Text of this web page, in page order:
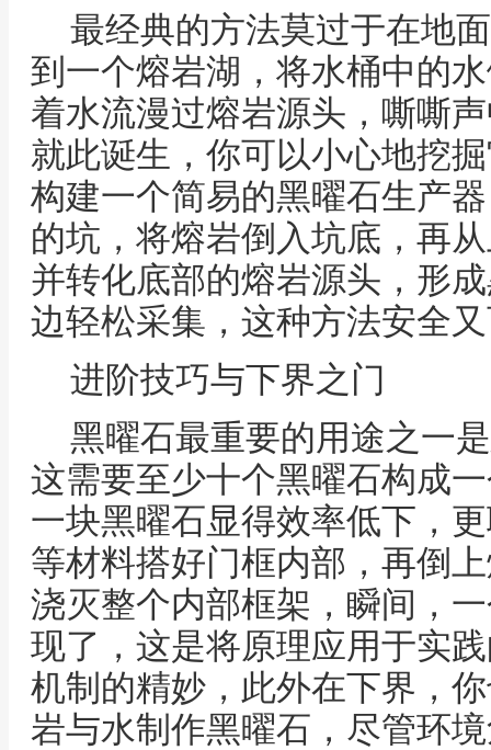
最经典的方法莫过于在地
到一个熔岩湖，将水桶中的
着水流漫过熔岩源头，嘶嘶
就此诞生，你可以小心地挖
构建一个简易的黑曜石生产
的坑，将熔岩倒入坑底，再
并转化底部的熔岩源头，形
边轻松采集，这种方法安全
进阶技巧与下界之门
黑曜石最重要的用途之一
这需要至少十个黑曜石构成
一块黑曜石显得效率低下，
等材料搭好门框内部，再倒
浇灭整个内部框架，瞬间，
现了，这是将原理应用于实
机制的精妙，此外在下界，
岩与水制作黑曜石，尽管环